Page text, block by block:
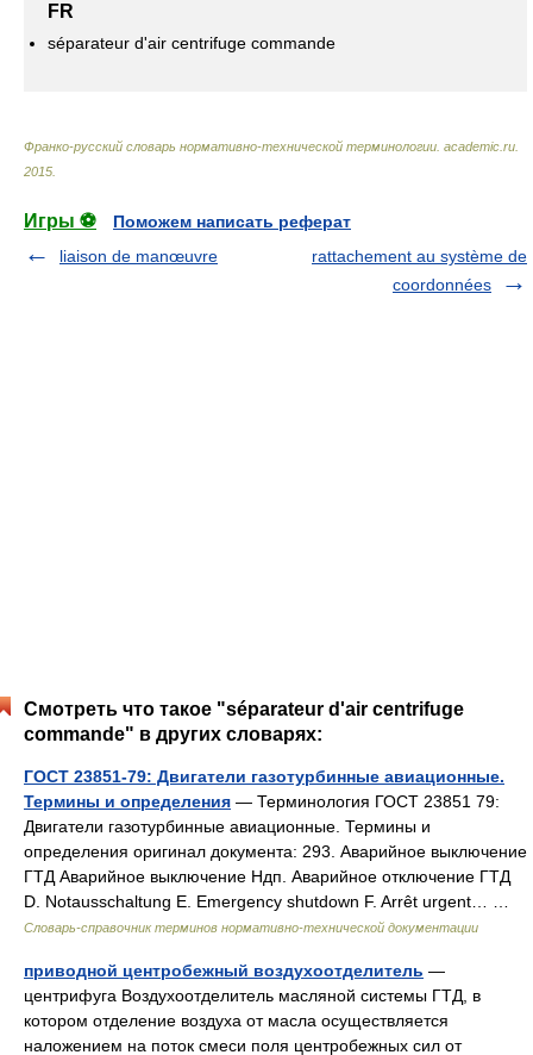
FR
séparateur d'air centrifuge commande
Франко-русский словарь нормативно-технической терминологии academic.ru
2015
Игры ⚽
Поможем написать реферат
liaison de manœuvre
rattachement au système de
coordonnées
Смотреть что такое "séparateur d'air centrifuge
commande" в других словарях:
ГОСТ 23851-79: Двигатели газотурбинные авиационные.
Термины и определения — Терминология ГОСТ 23851 79:
Двигатели газотурбинные авиационные. Термины и
определения оригинал документа: 293. Аварийное выключение
ГТД Аварийное выключение Ндп. Аварийное отключение ГТД
D. Notausschaltung Е. Emergency shutdown F. Arrêt urgent… …
Словарь-справочник терминов нормативно-технической документации
приводной центробежный воздухоотделитель —
центрифуга Воздухоотделитель масляной системы ГТД, в
котором отделение воздуха от масла осуществляется
наложением на поток смеси поля центробежных сил от